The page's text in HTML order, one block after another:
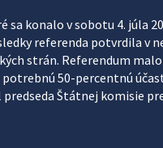
sa konalo v sobotu 4. júla
referenda potvrdila v
strán. Referendum
potrebnú 50-percentnú
Štátnej komisie